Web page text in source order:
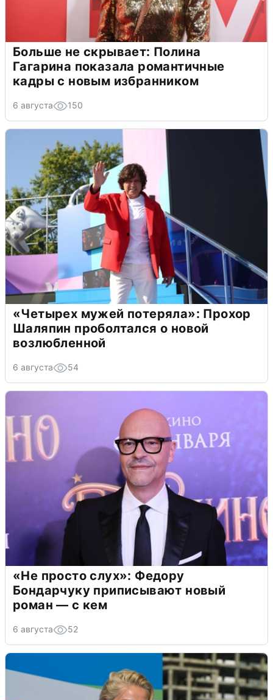
Больше не скрывает: Полина
Гагарина показала романтичные
кадры с новым избранником
6 августа 150
«Четырех мужей потеряла»: Прохор
Шаляпин проболтался о новой
возлюбленной
6 августа 54
«Не просто слух»: Федору
Бондарчуку приписывают новый
роман — с кем
6 августа 52